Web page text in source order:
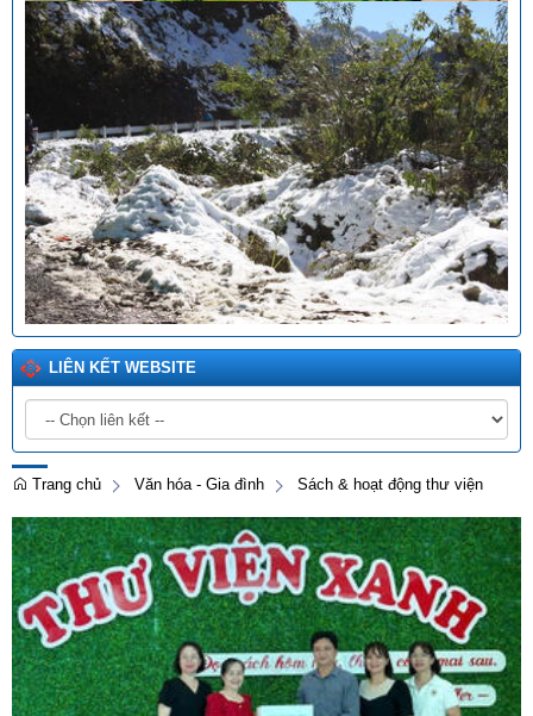
LIÊN KẾT WEBSITE
Trang chủ Văn hóa - Gia đình Sách & hoạt động thư viện